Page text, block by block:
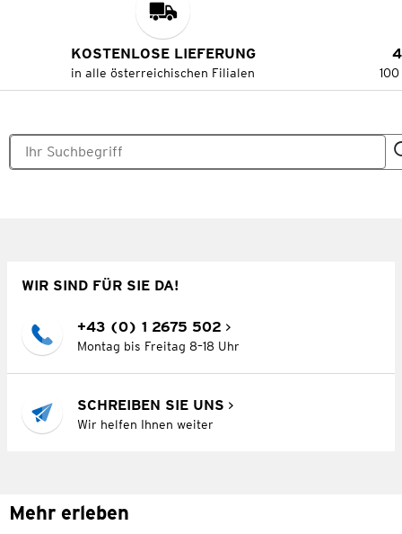
KOSTENLOSE LIEFERUNG
in alle österreichischen Filialen
WIR SIND FÜR SIE DA!
+43 (0) 1 2675 502
Montag bis Freitag 8–18 Uhr
SCHREIBEN SIE UNS
Wir helfen Ihnen weiter
Mehr erleben